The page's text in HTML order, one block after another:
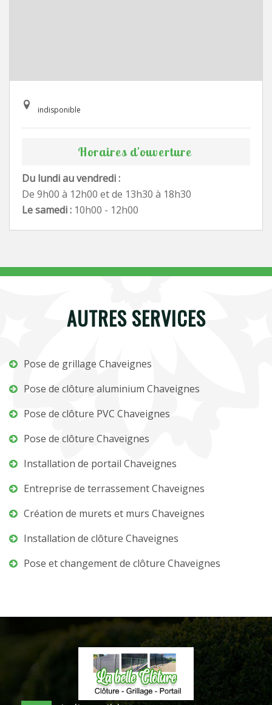
indisponible
Horaires d'ouverture
Du lundi au vendredi :
De 9h00 à 12h00 et de 13h30 à 18h30
Le samedi : 10h00 - 12h00
AUTRES SERVICES
Pose de grillage Chaveignes
Pose de clôture aluminium Chaveignes
Pose de clôture PVC Chaveignes
Pose de clôture Chaveignes
Installation de portail Chaveignes
Entreprise de terrassement Chaveignes
Création de murets et murs Chaveignes
Installation de clôture Chaveignes
Pose et changement de clôture Chaveignes